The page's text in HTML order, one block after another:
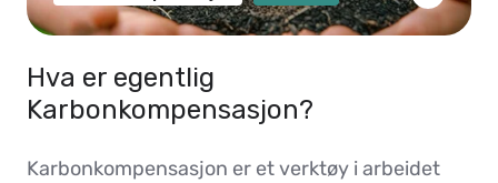
Hva er egentlig
Karbonkompensasjon?
Karbonkompensasjon er et verktøy i arbeidet